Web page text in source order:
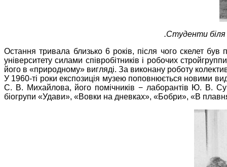
.Студенти біля
Остання тривала близько 6 років, після чого скелет
університету силами співробітників і робочих
його в «природному» вигляді. За виконану роботу
У 1960-ті роки експозиція музею поповнюється новими
С. В. Михайлова, його помічників − лаборантів Ю. В.
біогрупи «Удави», «Вовки на дневках», «Бобри», «В